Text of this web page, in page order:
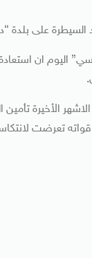
على بلدة
سي” اليوم ان
الأخيرة
قواته تعرضت